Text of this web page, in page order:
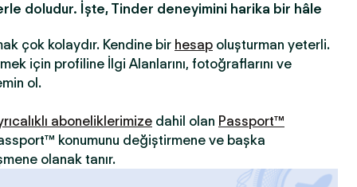
doludur. İşte, Tinder deneyimini harika bir hâle
çok kolaydır. Kendine bir hesap oluşturman yeterli.
için profiline İlgi Alanlarını, fotoğraflarını ve
ol.
aboneliklerimize dahil olan Passport™
konumunu değiştirmene ve başka
olanak tanır.